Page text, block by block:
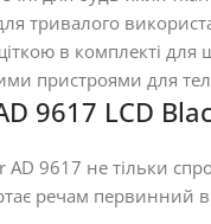
тривалого
в комплекті
пристроями для
9617 LCD
9617 не тільки
речам первинний